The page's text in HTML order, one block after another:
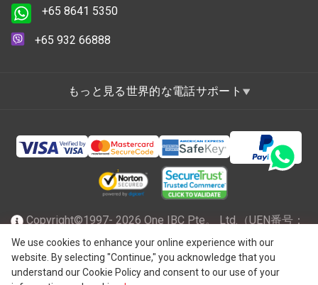
We use cookies to enhance your online experience with our
website. By selecting "Continue," you acknowledge that you
understand our Cookie Policy and consent to our use of your
+65 8641 5350
+65 932 66888
もっと見る世界的な電話サポート
Copyright©1997- 2026 One IBC Pte。 Ltd.（UEN番号：
201602796Z）は、有限責任を負うシンガポール共和国で
法人化され、スイスのエンティティであるOne IBC®Group